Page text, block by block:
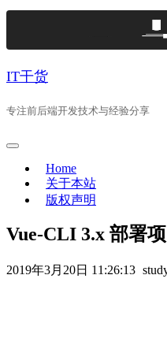
Skip
IT干货
专注前后端开发技术与经验分享
Home
关于本站
版权声明
Vue-CLI 3.x 部署
2019年3月20日 11:26:13